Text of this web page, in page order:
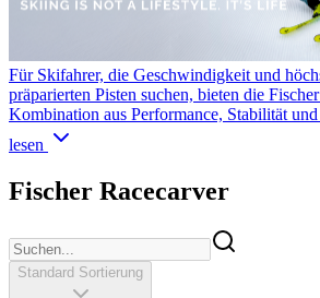
Für Skifahrer, die Geschwindigkeit und
präparierten Pisten suchen, bieten die
Kombination aus Performance, Stabilität
lesen
Fischer Racecarver
Standard Sortierung